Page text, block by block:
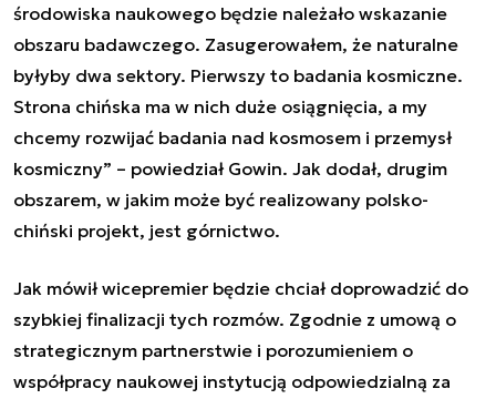
środowiska naukowego będzie należało wskazanie
obszaru badawczego. Zasugerowałem, że naturalne
byłyby dwa sektory. Pierwszy to badania kosmiczne.
Strona chińska ma w nich duże osiągnięcia, a my
chcemy rozwijać badania nad kosmosem i przemysł
kosmiczny” – powiedział Gowin. Jak dodał, drugim
obszarem, w jakim może być realizowany polsko-
chiński projekt, jest górnictwo.
Jak mówił wicepremier będzie chciał doprowadzić do
szybkiej finalizacji tych rozmów. Zgodnie z umową o
strategicznym partnerstwie i porozumieniem o
współpracy naukowej instytucją odpowiedzialną za